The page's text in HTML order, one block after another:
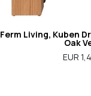
Ferm Living, Kuben
Oak
EUR